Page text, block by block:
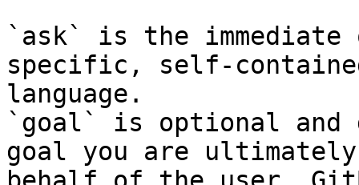
`ask` is the
specific, self-
language.
`goal` is optional and
goal you are